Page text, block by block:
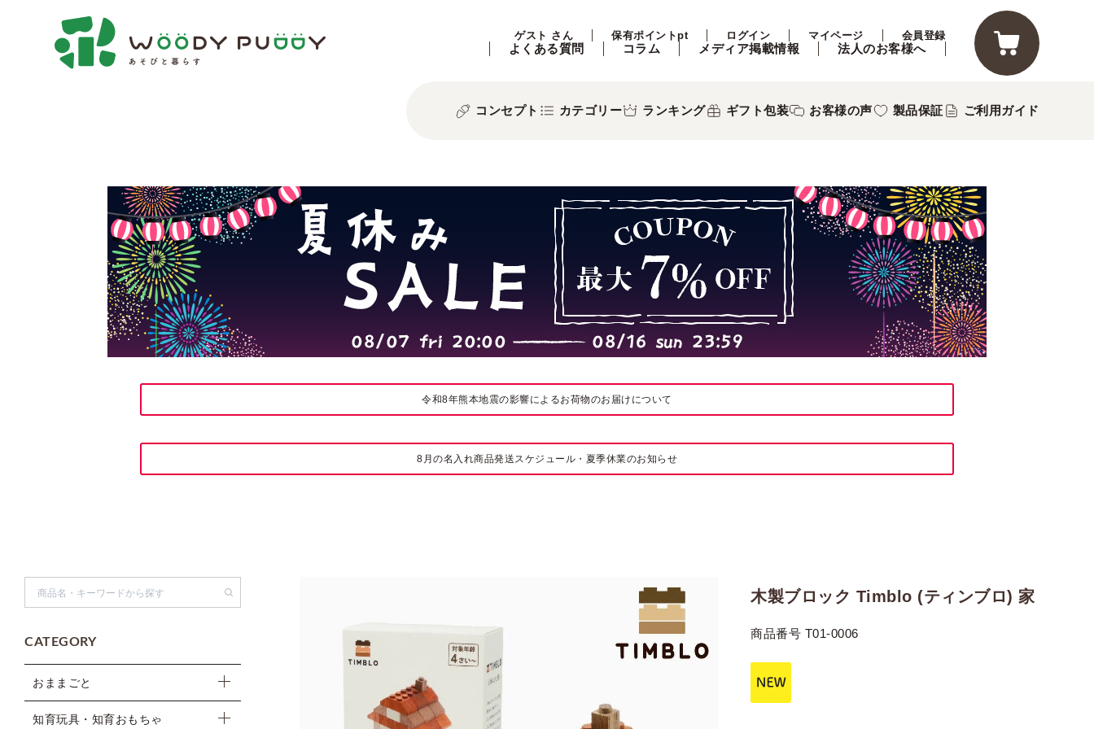
ゲスト さん 保有ポイントpt ログイン マイページ 会員登録
よくある質問 コラム メディア掲載情報 法人のお客様へ
コンセプト カテゴリー ランキング ギフト包装 お客様の声 製品保証 ご利用ガイド
令和8年熊本地震の影響によるお荷物のお届けについて
8月の名入れ商品発送スケジュール・夏季休業のお知らせ
CATEGORY
おままごと
知育玩具・知育おもちゃ
木製ブロック Timblo (ティンブロ) 家
商品番号 T01-0006